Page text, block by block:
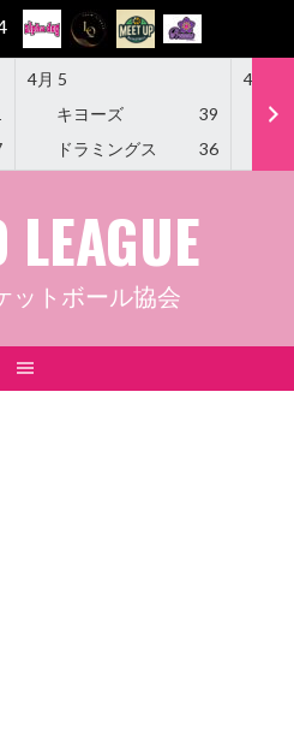
4月 5
キヨーズ
39
ドラミングス
36
4月 5
ットボール協会